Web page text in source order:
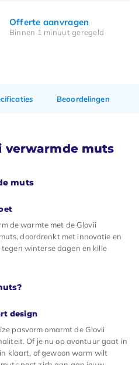
Offerte aanvragen
Binnen 1 minuut geregeld
Beoordelingen
verwarmde muts
muts
de warmte met de Glovii
doordrenkt met innovatie en
winterse dagen en kille
design
pasvorm omarmt de Glovii
Of je nu op avontuur gaat in
klaart, of gewoon warm wilt